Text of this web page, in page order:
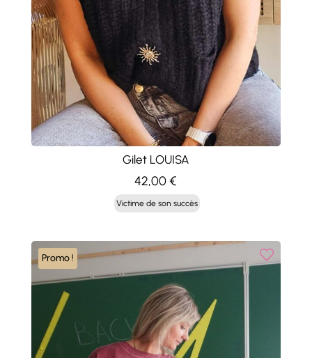
Gilet LOUISA
42,00€
Victime de son succès
Promo !